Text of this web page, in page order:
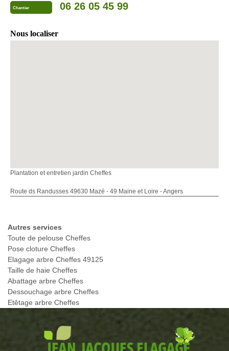
Chantier 06 26 05 45 99
Nous localiser
Plantation et entretien jardin Cheffes
Route ds Randusses 49630 Mazé - 49 Maine et Loire - Angers
Autres services
Toute de pelouse Cheffes
Pose cloture Cheffes
Elagage arbre Cheffes 49125
Taille de haie Cheffes
Abattage arbre Cheffes
Dessouchage arbre Cheffes
Etêtage arbre Cheffes